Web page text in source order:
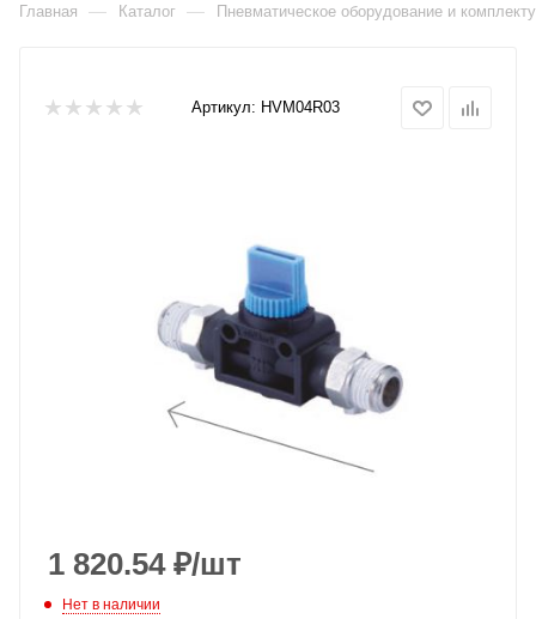
Главная — Каталог — Пневматическое оборудование и
Артикул: HVM04R03
1 820.54₽/шт
Нет в наличии